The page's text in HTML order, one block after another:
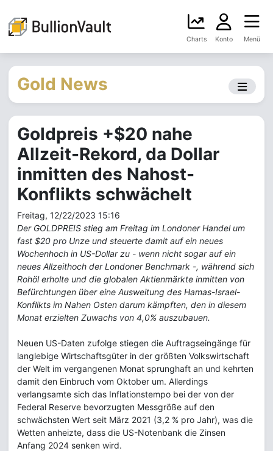
Charts Konto Menü
Gold News
Goldpreis +$20 nahe
Allzeit-Rekord, da Dollar
inmitten des Nahost-
Konflikts schwächelt
Freitag, 12/22/2023 15:16
Der GOLDPREIS stieg am Freitag im Londoner Handel um
fast $20 pro Unze und steuerte damit auf ein neues
Wochenhoch in US-Dollar zu - wenn nicht sogar auf ein
neues Allzeithoch der Londoner Benchmark -, während sich
Rohöl erholte und die globalen Aktienmärkte inmitten von
Befürchtungen über eine Ausweitung des Hamas-Israel-
Konflikts im Nahen Osten darum kämpften, den in diesem
Monat erzielten Zuwachs von 4,0% auszubauen.
Neuen US-Daten zufolge stiegen die Auftragseingänge für
langlebige Wirtschaftsgüter in der größten Volkswirtschaft
der Welt im vergangenen Monat sprunghaft an und kehrten
damit den Einbruch vom Oktober um. Allerdings
verlangsamte sich das Inflationstempo bei der von der
Federal Reserve bevorzugten Messgröße auf den
schwächsten Wert seit März 2021 (3,2 % pro Jahr), was die
Wetten anheizte, dass die US-Notenbank die Zinsen
Anfang 2024 senken wird.